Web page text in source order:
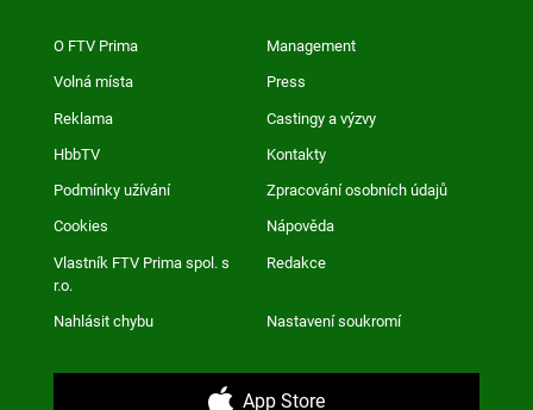
O FTV Prima Management
Volná místa Press
Reklama Castingy a výzvy
HbbTV Kontakty
Podmínky užívání Zpracování osobních údajů
Cookies Nápověda
Vlastník FTV Prima spol. s
r.o.
Redakce
Nahlásit chybu Nastavení soukromí
App Store